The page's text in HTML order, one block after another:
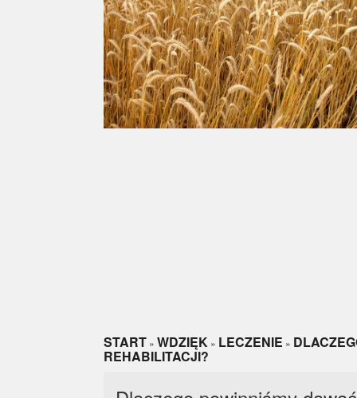
START » WDZIĘK » LECZENIE »
REHABILITACJI?